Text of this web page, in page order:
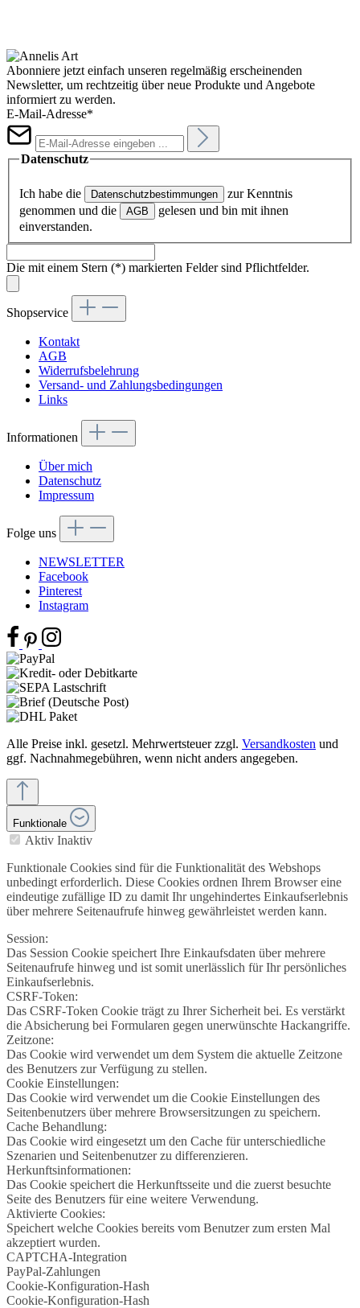
Abonniere jetzt einfach unseren regelmäßig erscheinenden
Newsletter, um rechtzeitig über neue Produkte und Angebote
informiert zu werden.
E-Mail-Adresse*
Datenschutz
Ich habe die Datenschutzbestimmungen
zur Kenntnis
genommen und die
AGB
gelesen und bin mit ihnen
einverstanden.
Die mit einem Stern (*) markierten Felder sind Pflichtfelder.
Shopservice
Kontakt
AGB
Widerrufsbelehrung
Versand- und Zahlungsbedingungen
Links
Informationen
Über mich
Datenschutz
Impressum
Folge uns
NEWSLETTER
Facebook
Pinterest
Instagram
Alle Preise inkl. gesetzl. Mehrwertsteuer zzgl. Versandkosten und
ggf. Nachnahmegebühren, wenn nicht anders angegeben.
Funktionale
Aktiv Inaktiv
Funktionale Cookies sind für die Funktionalität des Webshops
unbedingt erforderlich. Diese Cookies ordnen Ihrem Browser eine
eindeutige zufällige ID zu damit Ihr ungehindertes Einkaufserlebnis
über mehrere Seitenaufrufe hinweg gewährleistet werden kann.
Session:
Das Session Cookie speichert Ihre Einkaufsdaten über mehrere
Seitenaufrufe hinweg und ist somit unerlässlich für Ihr persönliches
Einkaufserlebnis.
CSRF-Token:
Das CSRF-Token Cookie trägt zu Ihrer Sicherheit bei. Es verstärkt
die Absicherung bei Formularen gegen unerwünschte Hackangriffe.
Zeitzone:
Das Cookie wird verwendet um dem System die aktuelle Zeitzone
des Benutzers zur Verfügung zu stellen.
Cookie Einstellungen:
Das Cookie wird verwendet um die Cookie Einstellungen des
Seitenbenutzers über mehrere Browsersitzungen zu speichern.
Cache Behandlung:
Das Cookie wird eingesetzt um den Cache für unterschiedliche
Szenarien und Seitenbenutzer zu differenzieren.
Herkunftsinformationen:
Das Cookie speichert die Herkunftsseite und die zuerst besuchte
Seite des Benutzers für eine weitere Verwendung.
Aktivierte Cookies:
Speichert welche Cookies bereits vom Benutzer zum ersten Mal
akzeptiert wurden.
CAPTCHA-Integration
PayPal-Zahlungen
Cookie-Konfiguration-Hash
Cookie-Konfiguration-Hash